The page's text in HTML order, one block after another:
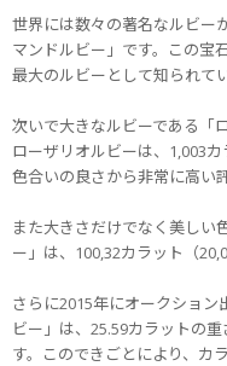
世界には数々の著名なルビー
マンドルビー」です。この宝
最大のルビーとして知られてい
次いで大きなルビーである「
ローザリオルビーは、1,003
色合いの良さから非常に高い
また大きさだけでなく美しい
ー」は、100,32カラット（
さらに2015年にオークショ
ビー」は、25.59カラットの
す。このできごとにより、カ